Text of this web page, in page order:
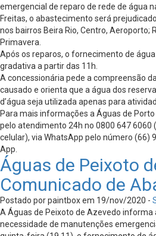
emergencial de reparo de rede de água
Freitas, o abastecimento será
nos bairros Beira Rio, Centro, Aeroporto;
Primavera.
Após os reparos, o fornecimento de
gradativa a partir das 11h.
A concessionária pede a compreensão
causado e orienta que a água dos
d’água seja utilizada apenas para
Para mais informações a Águas de
pelo atendimento 24h no 0800 647 6060
celular), via WhatsApp pelo número (66)
App.
Águas de Peixoto
Comunicado de
Postado por paintbox em 19/nov/2020 -
A Águas de Peixoto de Azevedo informa
necessidade de manutenções